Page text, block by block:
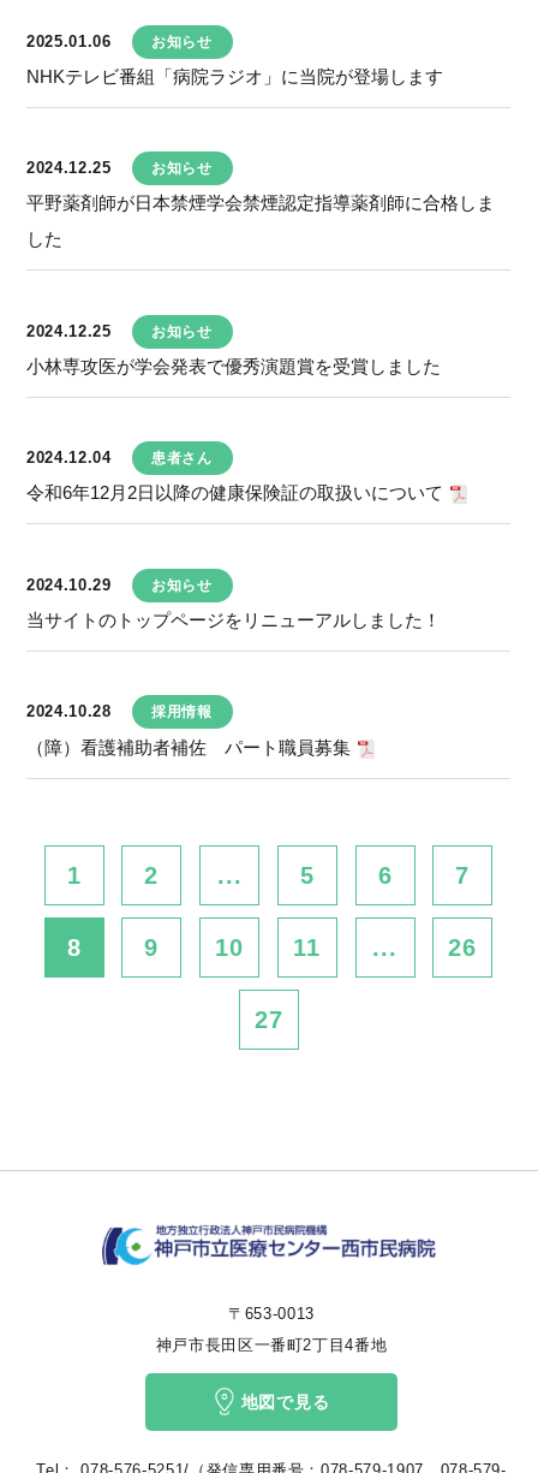
2025.01.06 お知らせ
NHKテレビ番組「病院ラジオ」に当院が登場します
2024.12.25 お知らせ
平野薬剤師が日本禁煙学会禁煙認定指導薬剤師に合格しま
した
2024.12.25 お知らせ
小林専攻医が学会発表で優秀演題賞を受賞しました
2024.12.04 患者さん
令和6年12月2日以降の健康保険証の取扱いについて
2024.10.29 お知らせ
当サイトのトップページをリニューアルしました！
2024.10.28 採用情報
（障）看護補助者補佐 パート職員募集
1 2 ... 5 6 7
8 9 10 11 ... 26
27
〒653-0013
神戸市長田区一番町2丁目4番地
地図で見る